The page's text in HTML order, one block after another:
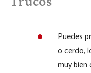
Puedes
o cerdo,
muy bien